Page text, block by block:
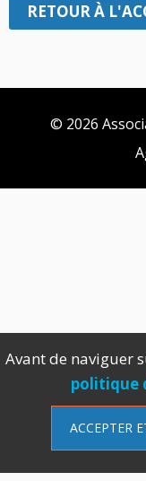
RETOUR À
© 2026
Avant de naviguer
politique
ACCEPTER